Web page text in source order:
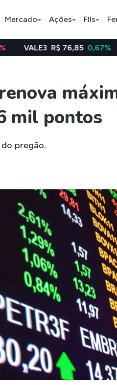
Mercado Ações FIIs
Índice
Selic
IVVB11
SMAL11
HASH11
GOLD11
XINA11
Ver todos
R$ 76,85 0,67% BBAS3
mil pontos
pregão.